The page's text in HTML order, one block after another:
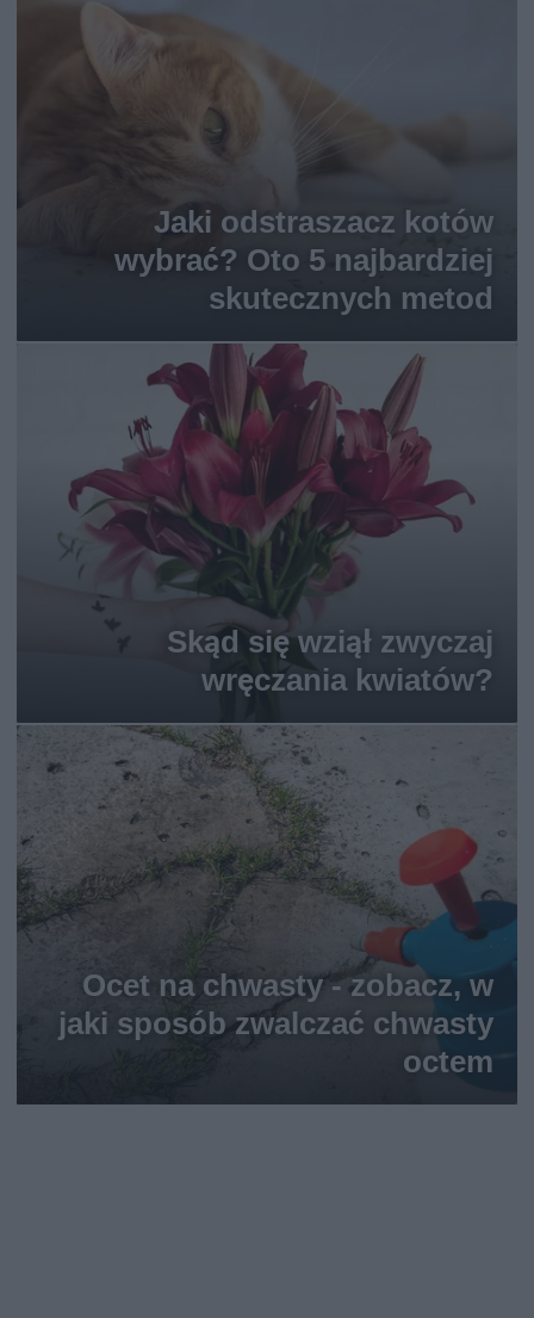
Jaki odstraszacz kotów
wybrać? Oto 5 najbardziej
skutecznych metod
Skąd się wziął zwyczaj
wręczania kwiatów?
Ocet na chwasty - zobacz, w
jaki sposób zwalczać chwasty
octem